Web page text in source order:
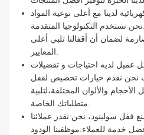
لدينا مع أعلى نوعية المواد
نستخدم التكنولوجيا المتقدمة
لضمان أن أقفالنا تلبي أعلى
المعايير.
عميل لديه احتياجات و تفضيلات
نحن نقدم خيارات تخصيص لقفل
الأحجام والألوان المختلفة،لتلبية
متطلباتك الخاصة.
قفل سولينود، نحن نقدر عملائنا
خدمة للعملاء.موظفينا الودود